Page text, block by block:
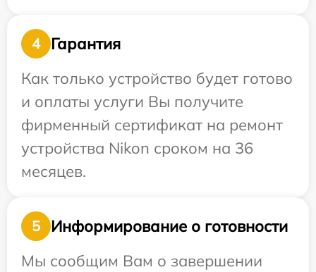
4
Гарантия
Как только устройство будет готово
и оплаты услуги Вы получите
фирменный сертификат на ремонт
устройства Nikon сроком на 36
месяцев.
5
Информирование о готовности
Мы сообщим Вам о завершении